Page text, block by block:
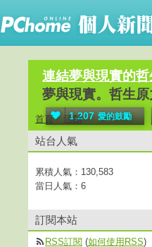
連結夢與現實的哲
夢與現實。哲生
1,207 愛的鼓勵
首頁 活動
站台人氣
累積人氣： 130,583
當日人氣： 6
訂閱本站
RSS訂閱 (如何使用RSS)